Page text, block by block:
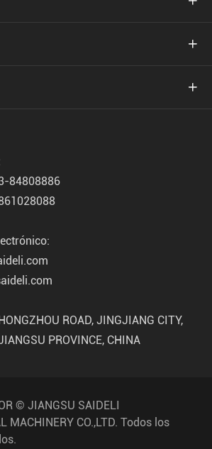


84808886
ROAD, JINGJIANG CITY,
PROVINCE, CHINA
© JIANGSU SAIDELI
MACHINERY CO.,LTD. Todos los